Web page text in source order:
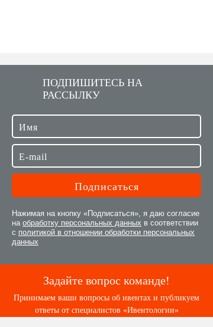
ПОДПИШИТЕСЬ НА
РАССЫЛКУ
Нажимая на кнопку «Подписаться», я даю согласие
на обработку персональных данных в соответствии
с политикой в отношении обработки персональных
данных
Задайте вопрос команде!
Принимаем ваши вопросы об ивентах и публикуем
ответы от специалистов «Ивентологии»